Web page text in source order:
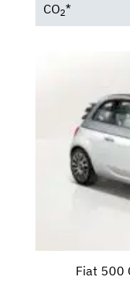
CO2*
Fiat 500